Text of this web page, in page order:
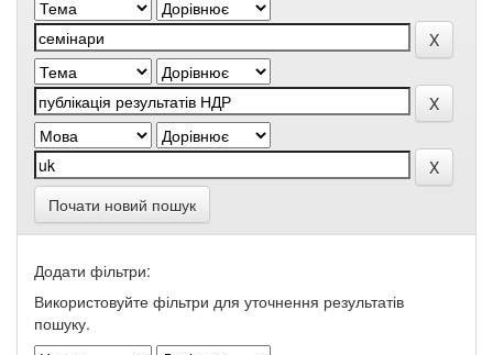
Почати новий пошук
Додати фільтри:
Використовуйте фільтри для уточнення результатів
пошуку.